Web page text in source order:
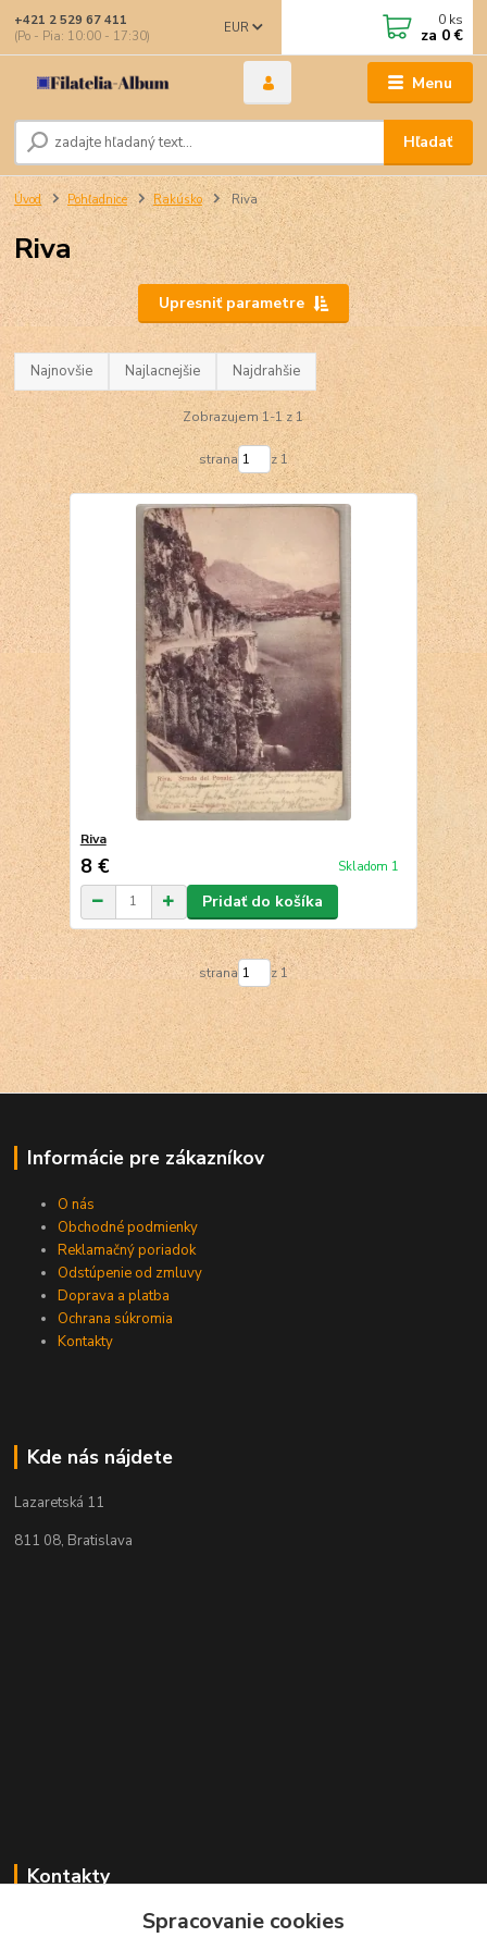
Menu
EUR
Hľadať
+421 2 529 67 411
(Po - Pia: 10:00 - 17:30)
0 ks
za 0 €
Úvod Pohľadnice Rakúsko Riva
Riva
Upresniť parametre
Najnovšie Najlacnejšie Najdrahšie
Zobrazujem 1-1 z 1
strana z 1
Riva
8 € Skladom 1
Pridať do košíka
strana z 1
Informácie pre zákazníkov
O nás
Obchodné podmienky
Reklamačný poriadok
Odstúpenie od zmluvy
Doprava a platba
Ochrana súkromia
Kontakty
Kde nás nájdete
Lazaretská 11
811 08, Bratislava
Kontakty
+421 2 529 67 411Spracovanie cookies